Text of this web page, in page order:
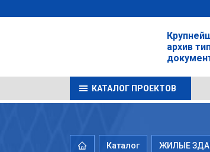
архив
КАТАЛОГ ПРОЕКТОВ
Каталог ЖИЛЫЕ